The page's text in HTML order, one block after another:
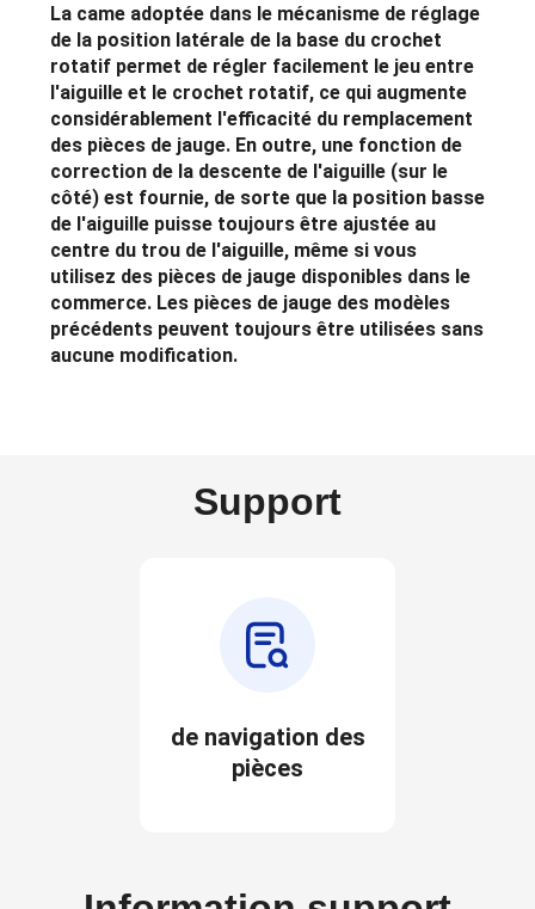
La came adoptée dans le mécanisme de réglage
de la position latérale de la base du crochet
rotatif permet de régler facilement le jeu entre
l'aiguille et le crochet rotatif, ce qui augmente
considérablement l'efficacité du remplacement
des pièces de jauge. En outre, une fonction de
correction de la descente de l'aiguille (sur le
côté) est fournie, de sorte que la position basse
de l'aiguille puisse toujours être ajustée au
centre du trou de l'aiguille, même si vous
utilisez des pièces de jauge disponibles dans le
commerce. Les pièces de jauge des modèles
précédents peuvent toujours être utilisées sans
aucune modification.
Support
de navigation des
pièces